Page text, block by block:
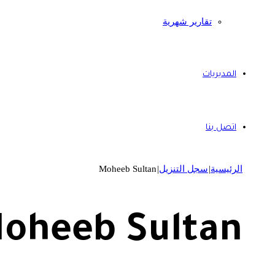
تقارير شهرية
المديريات
اتصل بنا
الرئيسية|سجل التنزيل|
Moheeb Sultan
Sultan